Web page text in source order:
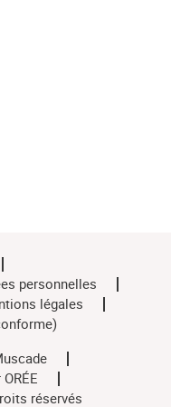
personnelles
légales
ORÉE
réservés